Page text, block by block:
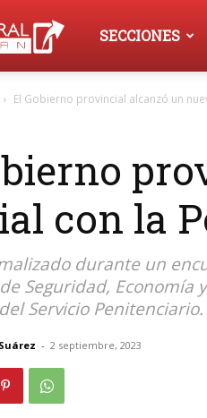
Diario
Viral
Tucumán
SECCIONES
El Gobierno provincial alcanzó un
con la
durante un
Seguridad, Economía
Servicio Penitenciario.
- 2 septiembre, 2023